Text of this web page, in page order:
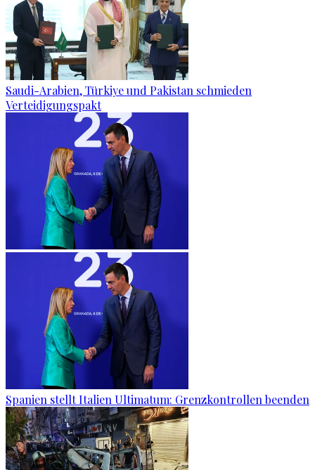
Saudi-Arabien, Türkiye und Pakistan schmieden
Verteidigungspakt
Spanien stellt Italien Ultimatum: Grenzkontrollen beenden